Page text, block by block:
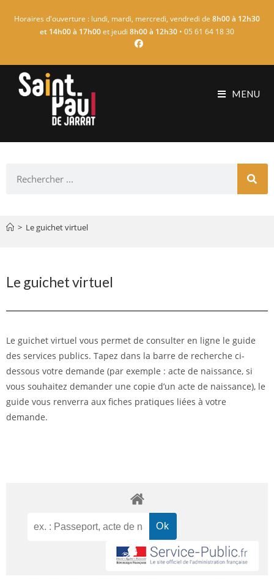
Horaires d'ouverture : lundi, mardi, mercredi, vendredi de 8h00 à 12h30
et 14h00 à 17h00et jeudi 8h00 à 12h30 • 05 61 64 18 30
MENU
> Le guichet virtuel
Le guichet virtuel
Le guichet virtuel vous permet de consulter en ligne le guide
des services publics. Tapez dans la barre de recherche ci-
dessous votre demande (par exemple : acte de naissance, si
vous souhaitez demander une copie d’un acte de naissance), le
guide vous renverra aux fiches pratiques liées à votre
demande.